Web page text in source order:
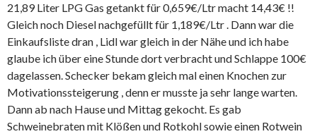
21,89 Liter LPG Gas getankt für 0,659€/Ltr macht 14,43€ !!
Gleich noch Diesel nachgefüllt für 1,189€/Ltr . Dann war die
Einkaufsliste dran , Lidl war gleich in der Nähe und ich habe
glaube ich über eine Stunde dort verbracht und Schlappe 100€
dagelassen. Schecker bekam gleich mal einen Knochen zur
Motivationssteigerung , denn er musste ja sehr lange warten.
Dann ab nach Hause und Mittag gekocht. Es gab
Schweinebraten mit Klößen und Rotkohl sowie einen Rotwein